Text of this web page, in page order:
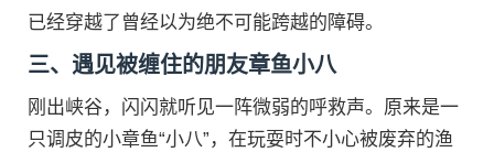
已经穿越了曾经以为绝不可能跨越的障碍。
三、遇见被缠住的朋友章鱼小八
刚出峡谷，闪闪就听见一阵微弱的呼救声。原来是一
只调皮的小章鱼“小八”，在玩耍时不小心被废弃的渔